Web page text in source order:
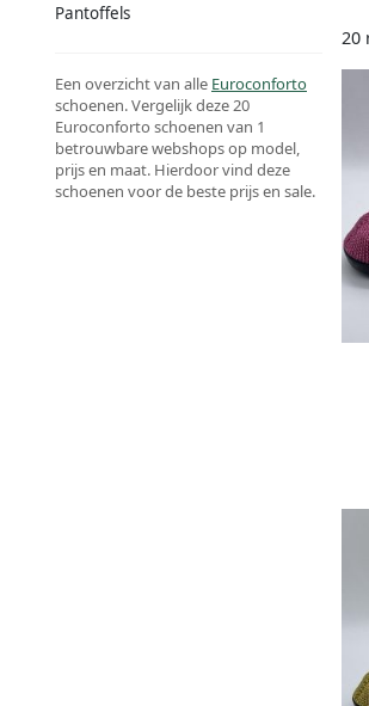
Pantoffels
Een overzicht van alle Euroconforto
schoenen. Vergelijk deze 20
Euroconforto schoenen van 1
betrouwbare webshops op model,
prijs en maat. Hierdoor vind deze
schoenen voor de beste prijs en sale.
20